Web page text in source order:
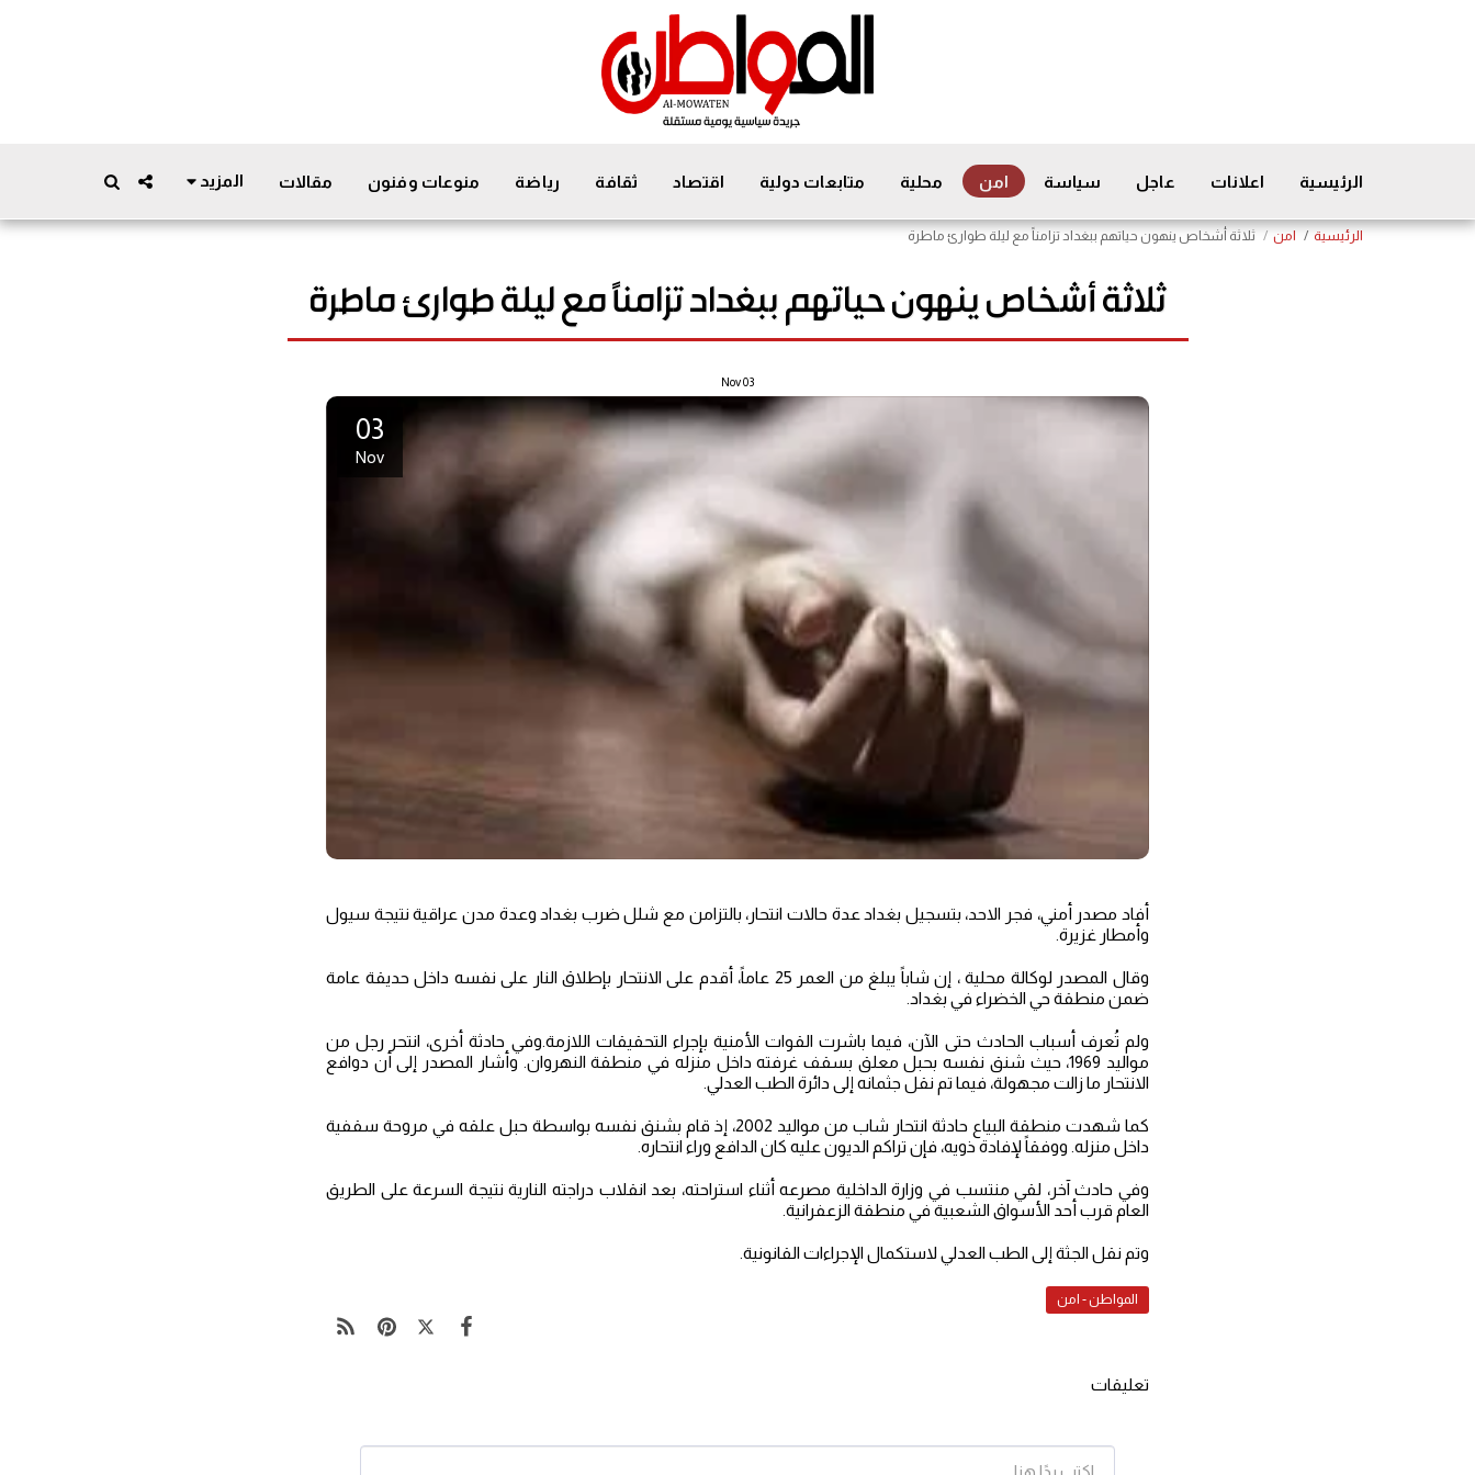
الرئيسية اعلانات عاجل سياسة امن محلية متابعات دولية اقتصاد ثقافة رياضة منوعات وفنون مقالات المزيد
الرئيسية امن ثلاثة أشخاص ينهون حياتهم ببغداد تزامناً مع ليلة طوارئ ماطرة
ثلاثة أشخاص ينهون حياتهم ببغداد تزامناً مع ليلة طوارئ ماطرة
03
Nov
03
Nov
أفاد مصدر أمني، فجر الاحد، بتسجيل بغداد عدة حالات انتحار، بالتزامن مع شلل ضرب بغداد وعدة مدن عراقية نتيجة سيول
وأمطار غزيرة.
وقال المصدر لوكالة محلية ، إن شاباً يبلغ من العمر 25 عاماً، أقدم على الانتحار بإطلاق النار على نفسه داخل حديقة عامة
ضمن منطقة حي الخضراء في بغداد.
ولم تُعرف أسباب الحادث حتى الآن، فيما باشرت القوات الأمنية بإجراء التحقيقات اللازمة.وفي حادثة أخرى، انتحر رجل من
مواليد 1969، حيث شنق نفسه بحبل معلق بسقف غرفته داخل منزله في منطقة النهروان. وأشار المصدر إلى أن دوافع
الانتحار ما زالت مجهولة، فيما تم نقل جثمانه إلى دائرة الطب العدلي.
كما شهدت منطقة البياع حادثة انتحار شاب من مواليد 2002، إذ قام بشنق نفسه بواسطة حبل علقه في مروحة سقفية
داخل منزله. ووفقاً لإفادة ذويه، فإن تراكم الديون عليه كان الدافع وراء انتحاره.
وفي حادث آخر، لقي منتسب في وزارة الداخلية مصرعه أثناء استراحته، بعد انقلاب دراجته النارية نتيجة السرعة على الطريق
العام قرب أحد الأسواق الشعبية في منطقة الزعفرانية.
وتم نقل الجثة إلى الطب العدلي لاستكمال الإجراءات القانونية.
المواطن - امن
تعليقات